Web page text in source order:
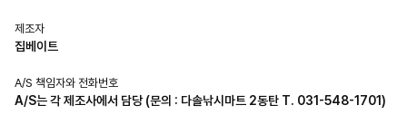
제조자
집베이트
A/S 책임자와 전화번호
A/S는 각 제조사에서 담당 (문의 : 다솔낚시마트 2동탄 T. 031-548-1701)